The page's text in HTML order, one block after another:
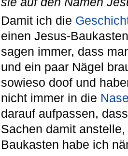
Damit ich die
einen Jesus-
sagen immer, dass
und ein paar Nägel
sowieso doof und
nicht immer in die
darauf aufpassen,
Sachen damit
Baukasten habe ich